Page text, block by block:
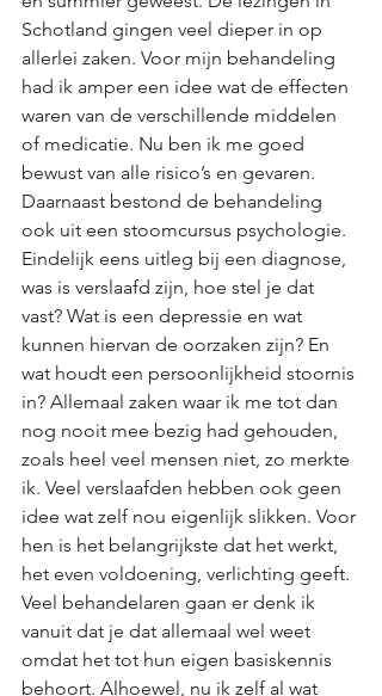
Schotland gingen veel dieper in op
allerlei zaken. Voor mijn behandeling
had ik amper een idee wat de effecten
waren van de verschillende middelen
of medicatie. Nu ben ik me goed
bewust van alle risico’s en gevaren.
Daarnaast bestond de behandeling
ook uit een stoomcursus psychologie.
Eindelijk eens uitleg bij een diagnose,
was is verslaafd zijn, hoe stel je dat
vast? Wat is een depressie en wat
kunnen hiervan de oorzaken zijn? En
wat houdt een persoonlijkheid stoornis
in? Allemaal zaken waar ik me tot dan
nog nooit mee bezig had gehouden,
zoals heel veel mensen niet, zo merkte
ik. Veel verslaafden hebben ook geen
idee wat zelf nou eigenlijk slikken. Voor
hen is het belangrijkste dat het werkt,
het even voldoening, verlichting geeft.
Veel behandelaren gaan er denk ik
vanuit dat je dat allemaal wel weet
omdat het tot hun eigen basiskennis
behoort. Alhoewel, nu ik zelf al wat